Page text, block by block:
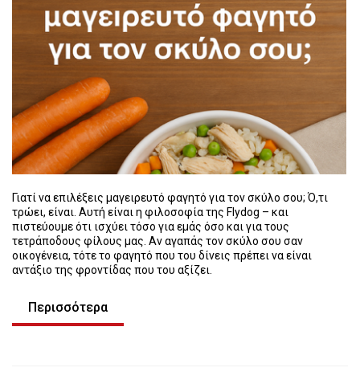
Γιατί να επιλέξεις μαγειρευτό φαγητό για τον σκύλο σου; Ό,τι
τρώει, είναι. Αυτή είναι η φιλοσοφία της Flydog – και
πιστεύουμε ότι ισχύει τόσο για εμάς όσο και για τους
τετράποδους φίλους μας. Αν αγαπάς τον σκύλο σου σαν
οικογένεια, τότε το φαγητό που του δίνεις πρέπει να είναι
αντάξιο της φροντίδας που του αξίζει.
Περισσότερα